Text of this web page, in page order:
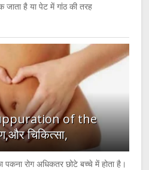
जाता है या पेट में गांठ की तरह
of the
चिकित्सा,
पकना रोग अधिकतर छोटे बच्चे में होता है।